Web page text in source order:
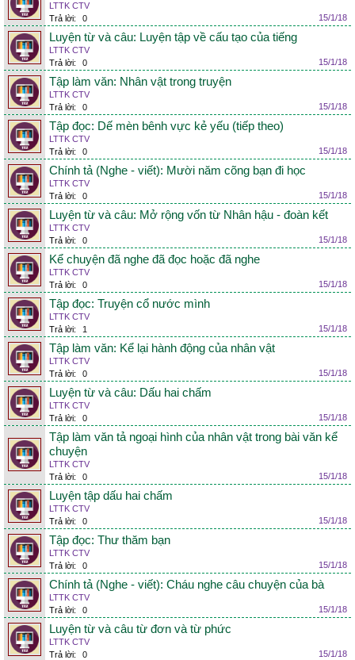
LTTK CTV
Trả lời:
0 15/1/18
Luyện từ và câu: Luyện tập về cấu tạo của tiếng
LTTK CTV
Trả lời:
0 15/1/18
Tập làm văn: Nhân vật trong truyện
LTTK CTV
Trả lời:
0 15/1/18
Tập đọc: Dế mèn bênh vực kẻ yếu (tiếp theo)
LTTK CTV
Trả lời:
0 15/1/18
Chính tả (Nghe - viết): Mười năm cõng bạn đi học
LTTK CTV
Trả lời:
0 15/1/18
Luyện từ và câu: Mở rộng vốn từ Nhân hậu - đoàn kết
LTTK CTV
Trả lời:
0 15/1/18
Kể chuyện đã nghe đã đọc hoặc đã nghe
LTTK CTV
Trả lời:
0 15/1/18
Tập đọc: Truyện cổ nước mình
LTTK CTV
Trả lời:
1 15/1/18
Tập làm văn: Kể lại hành động của nhân vật
LTTK CTV
Trả lời:
0 15/1/18
Luyện từ và câu: Dấu hai chấm
LTTK CTV
Trả lời:
0 15/1/18
Tập làm văn tả ngoại hình của nhân vật trong bài văn kể
chuyện
LTTK CTV
Trả lời:
0 15/1/18
Luyện tập dấu hai chấm
LTTK CTV
Trả lời:
0 15/1/18
Tập đọc: Thư thăm bạn
LTTK CTV
Trả lời:
0 15/1/18
Chính tả (Nghe - viết): Cháu nghe câu chuyện của bà
LTTK CTV
Trả lời:
0 15/1/18
Luyện từ và câu từ đơn và từ phức
LTTK CTV
Trả lời:
0 15/1/18